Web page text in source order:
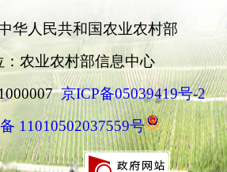
华人民共和国农业农村部
：农业农村部信息中心
京ICP备05039419号-2
11010502037559号